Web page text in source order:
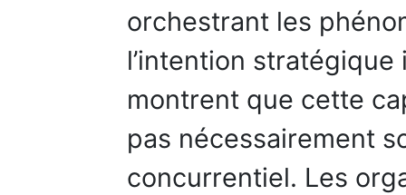
orchestrant les
l’intention
montrent que cette
pas nécessairement
concurrentiel. Les